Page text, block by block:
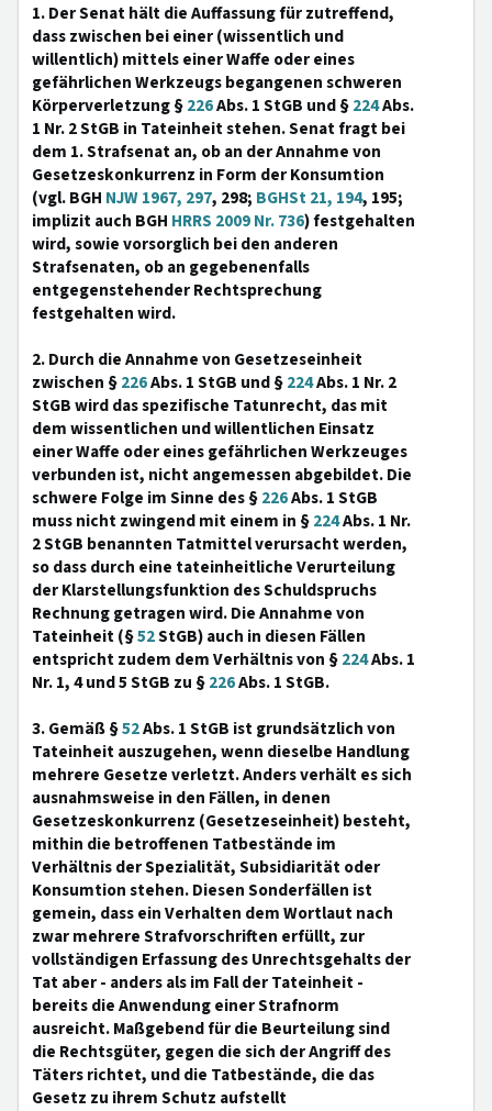
1. Der Senat hält die Auffassung für zutreffend,
dass zwischen bei einer (wissentlich und
willentlich) mittels einer Waffe oder eines
gefährlichen Werkzeugs begangenen schweren
Körperverletzung §226Abs. 1 StGB und §224Abs.
1 Nr. 2 StGB in Tateinheit stehen. Senat fragt bei
dem 1. Strafsenat an, ob an der Annahme von
Gesetzeskonkurrenz in Form der Konsumtion
(vgl. BGH NJW 1967, 297, 298; BGHSt 21, 194, 195;
implizit auch BGH HRRS 2009 Nr. 736) festgehalten
wird, sowie vorsorglich bei den anderen
Strafsenaten, ob an gegebenenfalls
entgegenstehender Rechtsprechung
festgehalten wird.
2. Durch die Annahme von Gesetzeseinheit
zwischen §226Abs. 1 StGB und §224Abs. 1 Nr. 2
StGB wird das spezifische Tatunrecht, das mit
dem wissentlichen und willentlichen Einsatz
einer Waffe oder eines gefährlichen Werkzeuges
verbunden ist, nicht angemessen abgebildet. Die
schwere Folge im Sinne des §226Abs. 1 StGB
muss nicht zwingend mit einem in §224Abs. 1 Nr.
2 StGB benannten Tatmittel verursacht werden,
so dass durch eine tateinheitliche Verurteilung
der Klarstellungsfunktion des Schuldspruchs
Rechnung getragen wird. Die Annahme von
Tateinheit (§52StGB) auch in diesen Fällen
entspricht zudem dem Verhältnis von §224Abs. 1
Nr. 1, 4 und 5 StGB zu §226Abs. 1 StGB.
3. Gemäß §52Abs. 1 StGB ist grundsätzlich von
Tateinheit auszugehen, wenn dieselbe Handlung
mehrere Gesetze verletzt. Anders verhält es sich
ausnahmsweise in den Fällen, in denen
Gesetzeskonkurrenz (Gesetzeseinheit) besteht,
mithin die betroffenen Tatbestände im
Verhältnis der Spezialität, Subsidiarität oder
Konsumtion stehen. Diesen Sonderfällen ist
gemein, dass ein Verhalten dem Wortlaut nach
zwar mehrere Strafvorschriften erfüllt, zur
vollständigen Erfassung des Unrechtsgehalts der
Tat aber - anders als im Fall der Tateinheit -
bereits die Anwendung einer Strafnorm
ausreicht. Maßgebend für die Beurteilung sind
die Rechtsgüter, gegen die sich der Angriff des
Täters richtet, und die Tatbestände, die das
Gesetz zu ihrem Schutz aufstellt